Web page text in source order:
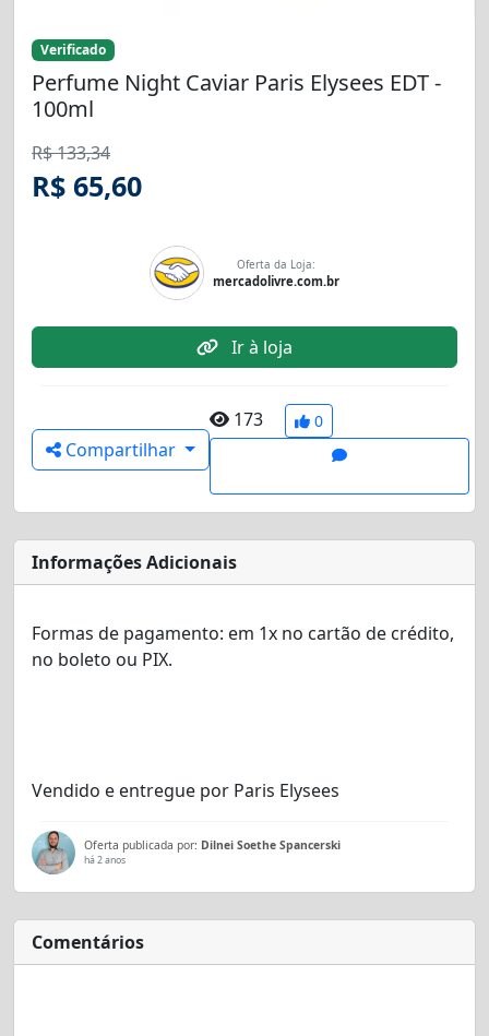
Verificado
Perfume Night Caviar Paris Elysees EDT -
100ml
R$ 133,34
R$ 65,60
Oferta da Loja:
mercadolivre.com.br
Ir à loja
Compartilhar
173 0
Informações Adicionais
Formas de pagamento: em 1x no cartão de crédito,
no boleto ou PIX.
Vendido e entregue por Paris Elysees
Oferta publicada por: Dilnei Soethe Spancerski
há 2 anos
Comentários